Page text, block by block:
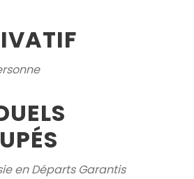
en Départs Garantis